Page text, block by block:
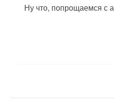
Ну что, попрощаемся с